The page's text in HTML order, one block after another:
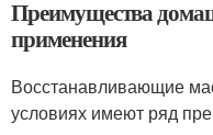
Преимущества
применения
Восстанавливающие
условиях имеют ряд